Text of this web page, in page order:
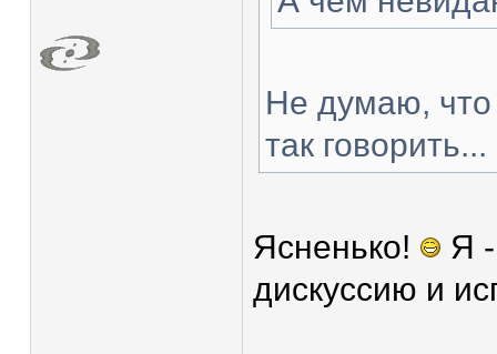
Не думаю, что
так говорить...
Ясненько!
Я
дискуссию и